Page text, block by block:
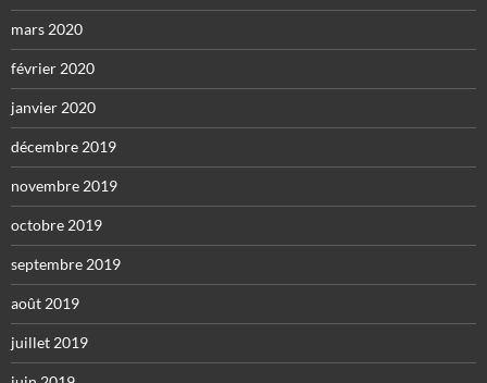
mars 2020
février 2020
janvier 2020
décembre 2019
novembre 2019
octobre 2019
septembre 2019
août 2019
juillet 2019